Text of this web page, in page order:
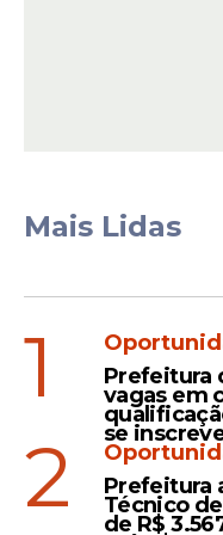
Mais Lidas
1
Prefeitura
vagas em
se
2
Prefeitura
Técnico
de R$